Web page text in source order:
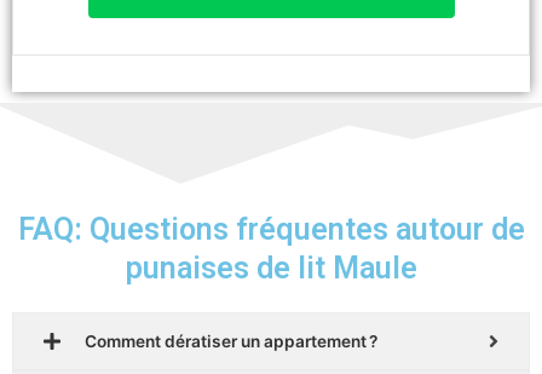
FAQ: Questions fréquentes autour de
punaises de lit Maule
Comment dératiser un appartement ?